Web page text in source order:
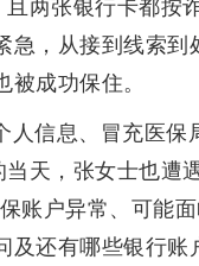
急，从接到线索
成功保住。
人信息、冒充医
天，张女士也遭
账户异常、可能
及还有哪些银行